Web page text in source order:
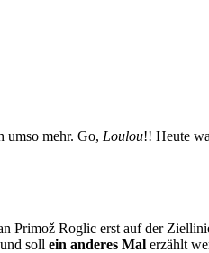
umso mehr. Go, Loulou!! Heute
Primož Roglic erst auf der
soll ein anderes Mal erzählt